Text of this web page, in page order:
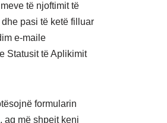
të njoftimit të
pasi të ketë filluar
e-maile
Statusit të Aplikimit
formularin
aq më shpejt keni